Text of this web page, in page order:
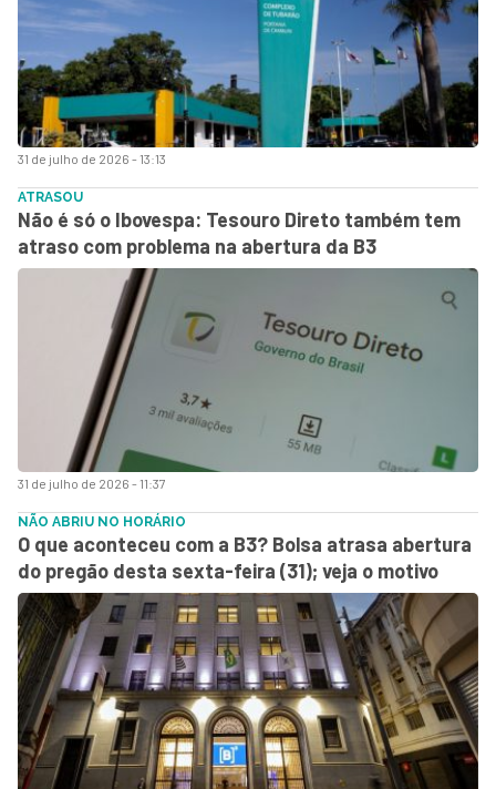
31 de julho de 2026 - 13:13
31 de julho de 2026 - 11:37
ATRASOU
Não é só o Ibovespa: Tesouro Direto também tem
atraso com problema na abertura da B3
NÃO ABRIU NO HORÁRIO
O que aconteceu com a B3? Bolsa atrasa abertura
do pregão desta sexta-feira (31); veja o motivo